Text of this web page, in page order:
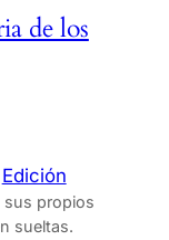
de los
Edición
sus propios
sueltas.